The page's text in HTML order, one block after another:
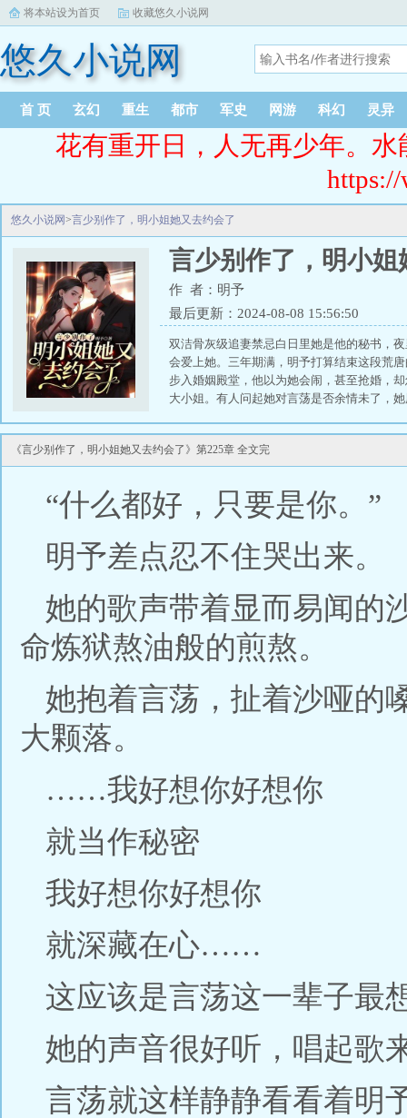
将本站设为首页 收藏悠久小说网
悠久小说网
首 页 玄幻 重生 都市 军史 网游 科幻 灵异
花有重开日，人无再少年。
悠久小说网>言少别作了，明小姐她又去约会了
言少别作了，明小姐
作 者：明予
最后更新：2024-08-08 15:56:50
双洁骨灰级追妻禁忌白日里她是他的秘书，
会爱上她。三年期满，明予打算结束这段荒
步入婚姻殿堂，他以为她会闹，甚至抢婚，
大小姐。有人问起她对言荡是否余情未了，
《言少别作了，明小姐她又去约会了》第225章 全文完
“什么都好，只要是你。”
明予差点忍不住哭出来。
她的歌声带着显而易闻的
命炼狱熬油般的煎熬。
她抱着言荡，扯着沙哑的
大颗落。
……我好想你好想你
就当作秘密
我好想你好想你
就深藏在心……
这应该是言荡这一辈子最
她的声音很好听，唱起歌
言荡就这样静静看看着明